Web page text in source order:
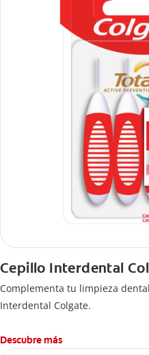
Cepillo Interdental
Complementa tu limpieza
Interdental Colgate.
Descubre más